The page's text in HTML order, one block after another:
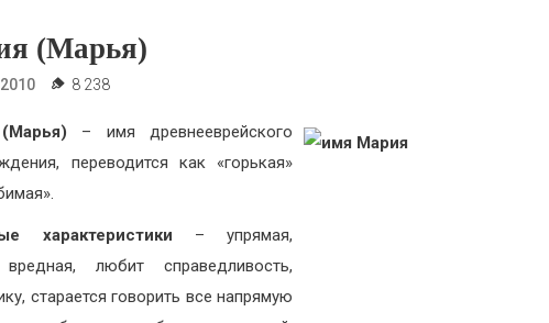
(Марья)
8 238
– имя древнееврейского
переводится как «горькая»
характеристики – упрямая,
любит справедливость,
старается говорить все напрямую